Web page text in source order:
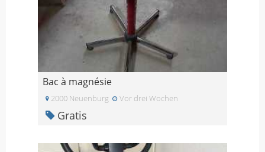
Bac à magnésie
2000 Neuenburg Vor drei Wochen
Gratis